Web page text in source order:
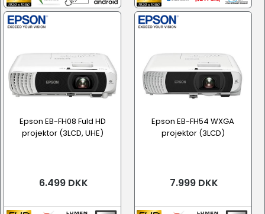
Epson EB-FH08 Fuld HD
projektor (3LCD, UHE)
6.499 DKK
Epson EB-FH54 WXGA
projektor (3LCD)
7.999 DKK